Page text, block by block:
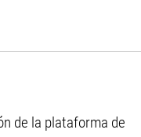
de la plataforma de